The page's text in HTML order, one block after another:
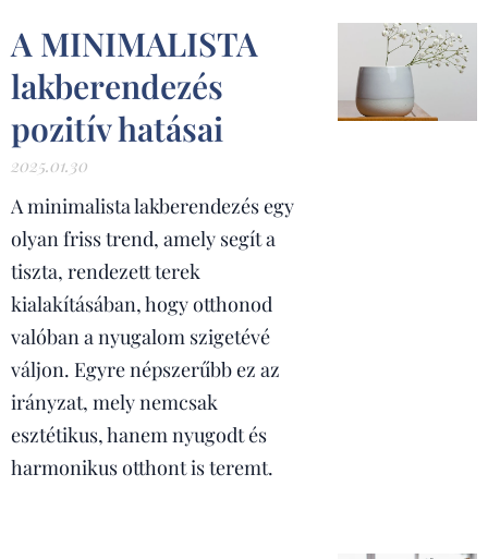
A MINIMALISTA
lakberendezés
pozitív hatásai
2025.01.30
A minimalista lakberendezés egy
olyan friss trend, amely segít a
tiszta, rendezett terek
kialakításában, hogy otthonod
valóban a nyugalom szigetévé
váljon. Egyre népszerűbb ez az
irányzat, mely nemcsak
esztétikus, hanem nyugodt és
harmonikus otthont is teremt.